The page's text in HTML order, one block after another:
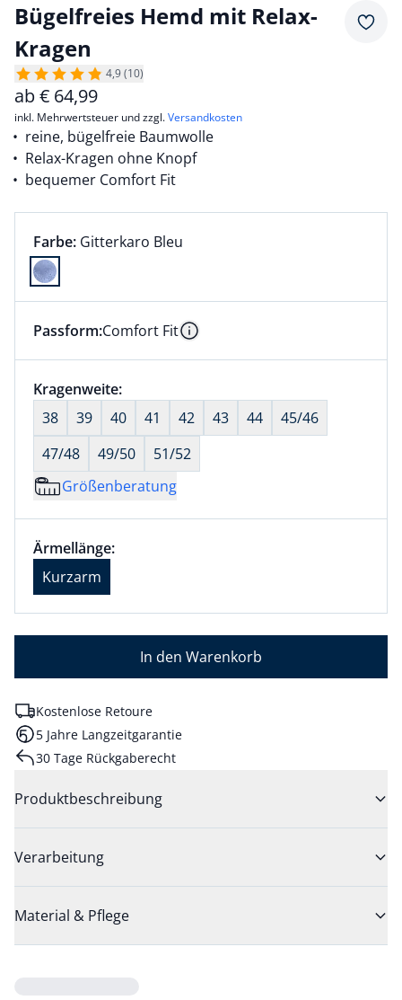
Bügelfreies Hemd mit Relax-
Kragen
4,9 (10)
ab€ 64,99
inkl. Mehrwertsteuer und zzgl.Versandkosten
reine, bügelfreie Baumwolle
Relax-Kragen ohne Knopf
bequemer Comfort Fit
Farbauswahl:
Farbe: aktuell ausgewählt:
Gitterkaro Bleu
Farbe Gitterkaro Bleu ausgewählt
Dieser Artikel hat die Passform Comfort Fit. für
Passform:Comfort Fit Information
Größenauswahl:
Kragenweite:nichts ausgewählt
38
39 40 41 42 43 44
45/46
47/48
49/50
51/52
Größenberatung
Größenauswahl:
Ärmellänge:
Ärmellänge Kurzarm ausgewählt
Kurzarm
In den Warenkorb
Kostenlose Retoure
5 Jahre Langzeitgarantie
30 Tage Rückgaberecht
Produktbeschreibung
Verarbeitung
Material & Pflege